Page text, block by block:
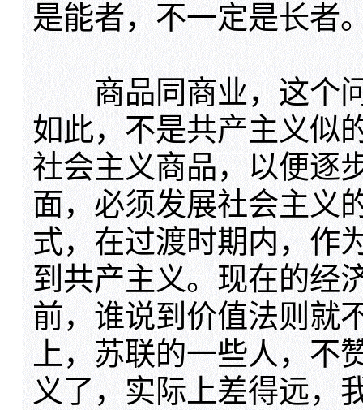
是能者，不一定是长者
商品同商业，这个问
如此，不是共产主义似
社会主义商品，以便逐
面，必须发展社会主义
式，在过渡时期内，作
到共产主义。现在的经
前，谁说到价值法则就
上，苏联的一些人，不
义了，实际上差得远，